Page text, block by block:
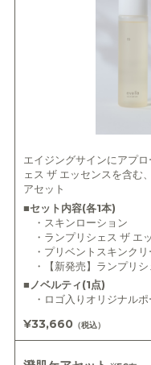
エイジングサインにアプ
ェス ザ エッセンスを含む
アセット
■セット内容(各1本)
・スキンローション
・ランプリシェス ザ エ
・プリベントスキンクリ
・【新発売】ランプリシ
■ノベルティ(1点)
・ロゴ入りオリジナルポ
¥33,660（税込）